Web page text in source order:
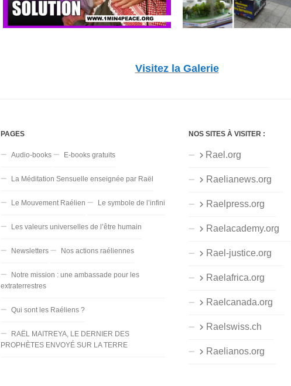
Visitez la Galerie
PAGES
Audio-books E-books gratuits
La Méditation Sensuelle enseignée par Raël
Le Mouvement Raélien Le symbole de l’infini
Les valeurs universelles de l’être humain
Newsletters Nos actions raéliennes
Notre mission : une ambassade pour les
extraterrestres
Qui sont les Raéliens ?
RAËL MAITREYA, LE DERNIER DES
PROPHÈTES ENVOYÉ SUR LA TERRE
NOS SITES À VISITER :
Rael.org
Raelianews.org
Raelpress.org
Raelacademy.org
Rael-justice.org
Raelafrica.org
Raelcanada.org
Raelswiss.ch
Raelianos.org